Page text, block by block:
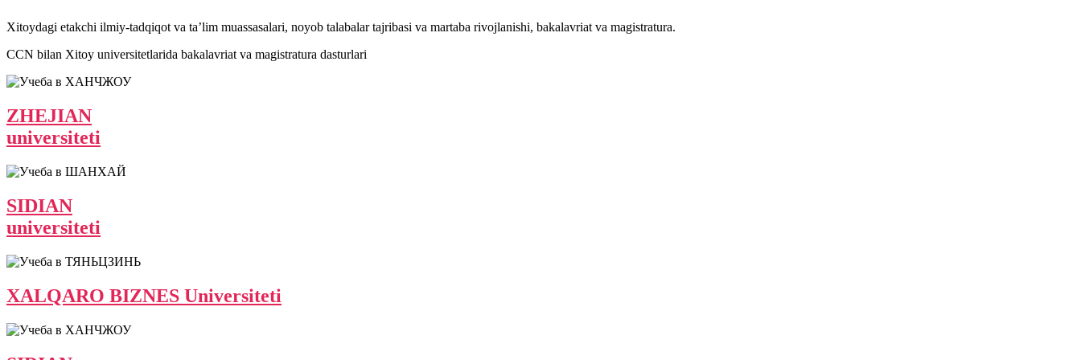
Xitoydagi etakchi ilmiy-tadqiqot va ta’lim muassasalari, noyob talabalar tajribasi va martaba rivojlanishi, bakalavriat va magistratura.
CCN bilan Xitoy universitetlarida bakalavriat va magistratura dasturlari
ZHEJIAN
universiteti
SIDIAN
universiteti
XALQARO BIZNES Universiteti